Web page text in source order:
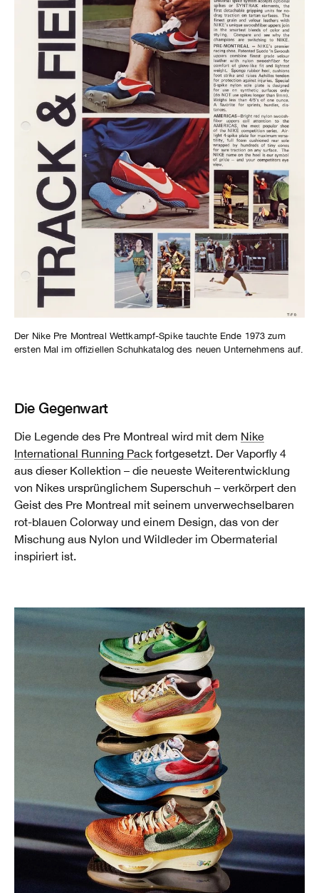
Der Nike Pre Montreal Wettkampf-Spike tauchte Ende 1973 zum
ersten Mal im offiziellen Schuhkatalog des neuen Unternehmens auf.
Die Gegenwart
Die Legende des Pre Montreal wird mit dem Nike
International Running Pack fortgesetzt. Der Vaporfly 4
aus dieser Kollektion – die neueste Weiterentwicklung
von Nikes ursprünglichem Superschuh – verkörpert den
Geist des Pre Montreal mit seinem unverwechselbaren
rot-blauen Colorway und einem Design, das von der
Mischung aus Nylon und Wildleder im Obermaterial
inspiriert ist.